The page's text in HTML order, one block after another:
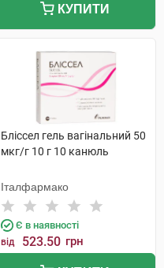
КУПИТИ
Бліссел гель вагінальний 50
мкг/г 10 г 10 канюль
Італфармако
Є в наявності
від 523.50 грн